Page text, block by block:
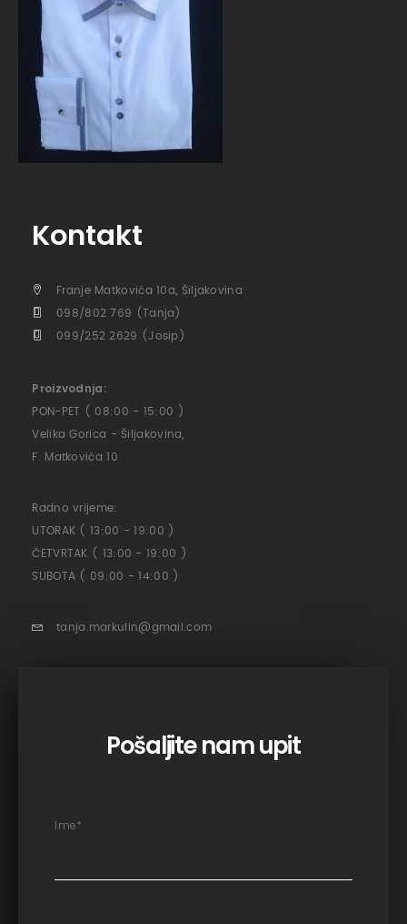
Kontakt
Franje Matkovića 10a, Šiljakovina
098/802 769 (Tanja)
099/252 2629 (Josip)
Proizvodnja:
PON-PET ( 08:00 - 15:00 )
Velika Gorica - Šiljakovina,
F. Matkovića 10
Radno vrijeme:
UTORAK ( 13:00 - 19:00 )
ČETVRTAK ( 13:00 - 19:00 )
SUBOTA ( 09:00 - 14:00 )
tanja.markulin@gmail.com
Pošaljite nam upit
Ime*